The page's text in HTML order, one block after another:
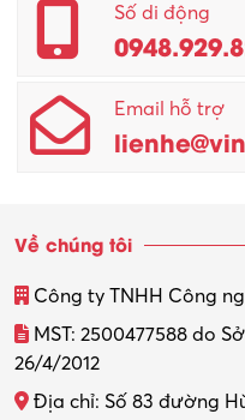
Số di động
Email hỗ trợ
Về chúng tôi
Công ty TNHH Công
MST: 2500477588 do
26/4/2012
Địa chỉ: Số 83 đường